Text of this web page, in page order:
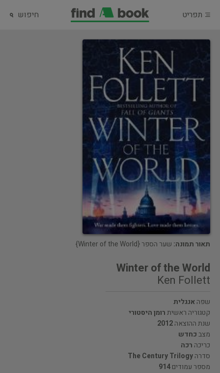
תפריט חיפוש
תאור תמונה: שער הספר {Winter of the World}
Winter of the World
Ken Follett
שפהאנגלית
קטגוריה ראשיתרומן היסטורי
שנת ההוצאה2012
מצבכחדש
כריכה רכה
סדרהThe Century Trilogy
מספר עמודים914